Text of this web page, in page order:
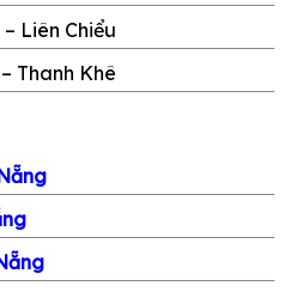
Liên Chiểu
Thanh Khê